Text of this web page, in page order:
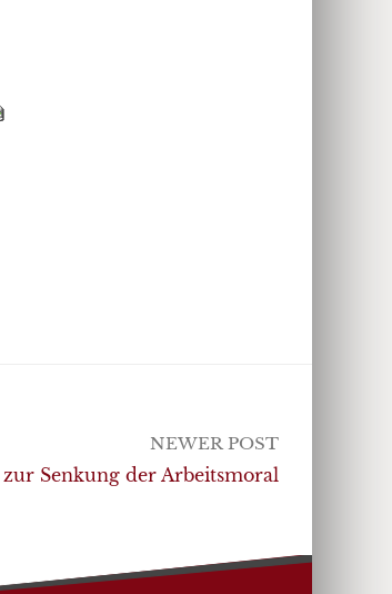
NEWER POST
Senkung der Arbeitsmoral